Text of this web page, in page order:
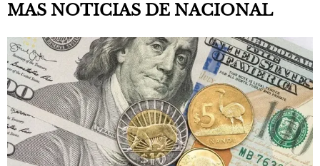
MAS NOTICIAS DE NACIONAL